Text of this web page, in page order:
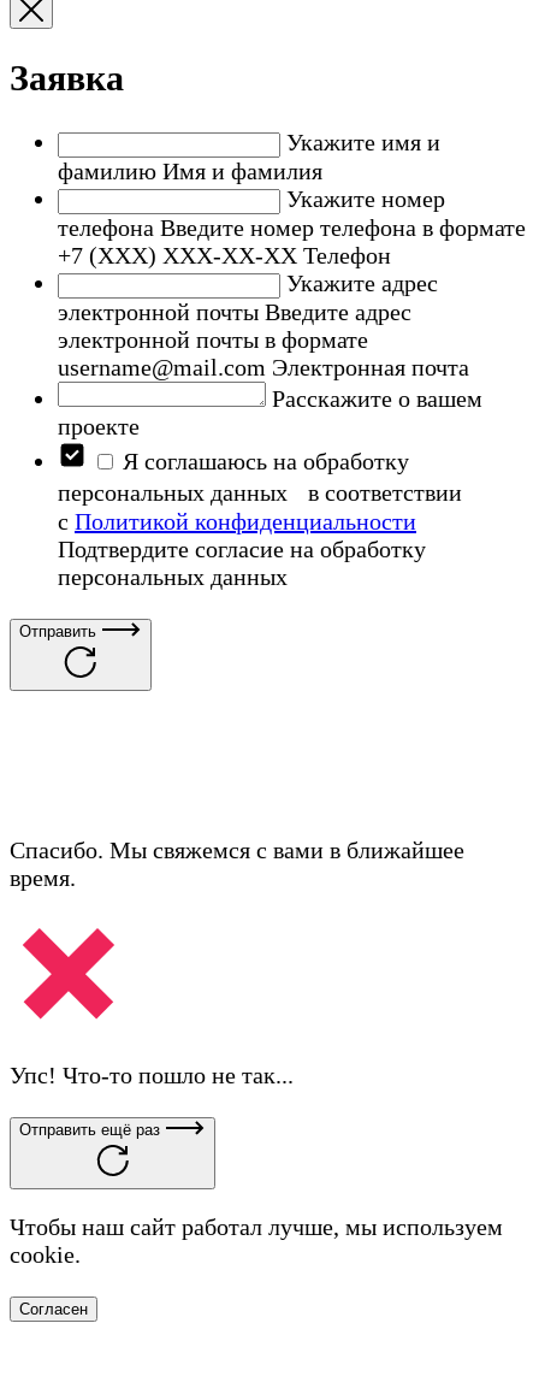
Заявка
Укажите имя и
фамилию Имя и фамилия
Укажите номер
телефона Введите номер телефона в формате
+7 (ХХХ) ХХХ-ХХ-ХХ Телефон
Укажите адрес
электронной почты Введите адрес
электронной почты в формате
username@mail.com Электронная почта
Расскажите о вашем
проекте
Я соглашаюсь на обработку
персональных данных в соответствии
с Политикой конфиденциальности
Подтвердите согласие на обработку
персональных данных
Отправить
Спасибо. Мы свяжемся с вами в ближайшее
время.
Упс! Что-то пошло не так...
Отправить ещё раз
Чтобы наш сайт работал лучше, мы используем
cookie.
Согласен